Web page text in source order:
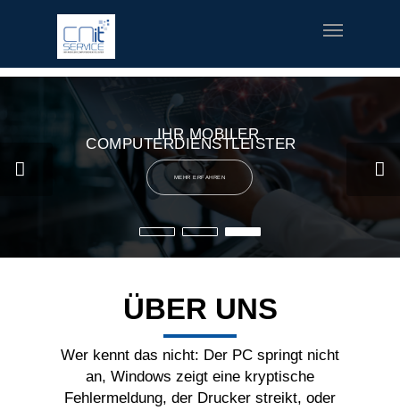
fred meyer gift card
fusion coupons build a bear printable coupon 10
rush music
special welcome coupon
IHR MOBILER
COMPUTERDIENSTLEISTER
MEHR ERFAHREN
ÜBER UNS
Wer kennt das nicht: Der PC springt nicht
an, Windows zeigt eine kryptische
Fehlermeldung, der Drucker streikt, oder